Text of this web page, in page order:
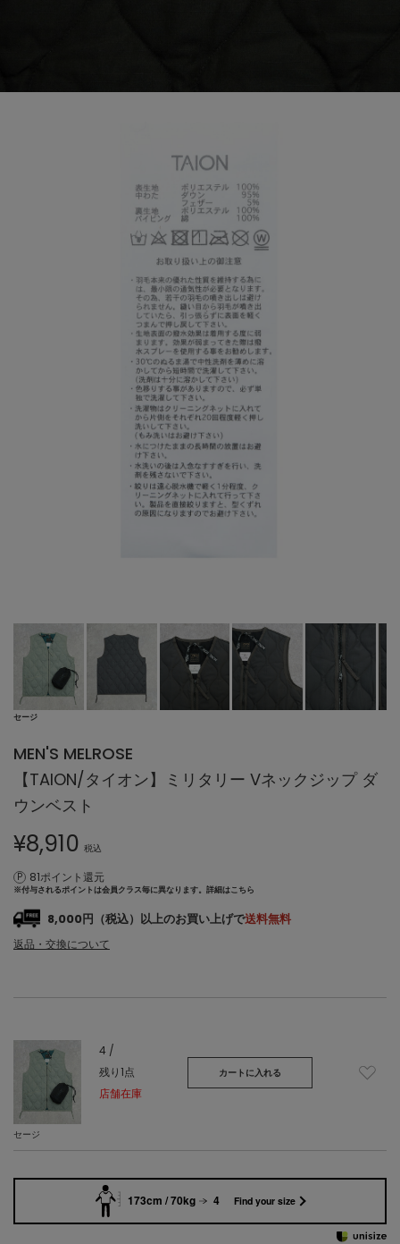
セージ
MEN'S MELROSE
【TAION/タイオン】ミリタリー Vネックジップ ダ
ウンベスト
¥8,910 税込
81ポイント還元
※付与されるポイントは会員クラス毎に異なります。 詳細はこちら
8,000円（税込）以上のお買い上げで送料無料
返品・交換について
セージ
4 /
残り1点
店舗在庫
カートに入れる
173cm / 70kg 4 Find your size